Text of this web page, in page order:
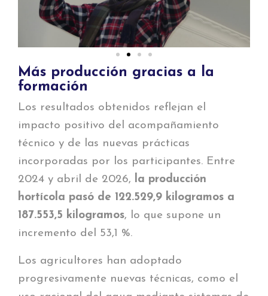
Más producción gracias a la
formación
Los resultados obtenidos reflejan el
impacto positivo del acompañamiento
técnico y de las nuevas prácticas
incorporadas por los participantes. Entre
2024 y abril de 2026, la producción
hortícola pasó de 122.529,9 kilogramos a
187.553,5 kilogramos, lo que supone un
incremento del 53,1 %.
Los agricultores han adoptado
progresivamente nuevas técnicas, como el